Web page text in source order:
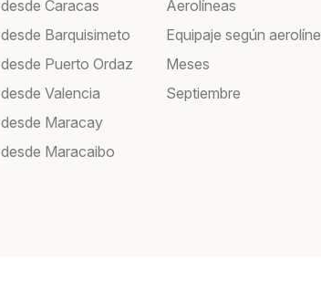
Caracas
Barquisimeto
Puerto Ordaz
Valencia
Maracay
Maracaibo
Aerolíneas
Equipaje según
Meses
Septiembre